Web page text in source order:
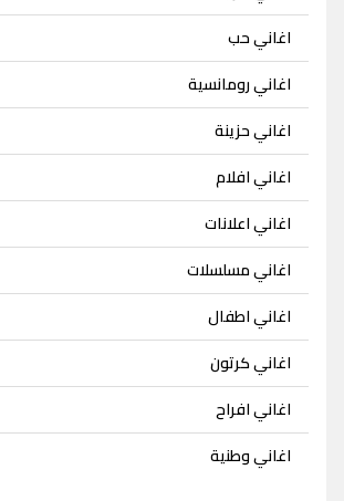
اغاني حب
اغاني رومانسية
اغاني حزينة
اغاني افلام
اغاني اعلانات
اغاني مسلسلات
اغاني اطفال
اغاني كرتون
اغاني افراح
اغاني وطنية